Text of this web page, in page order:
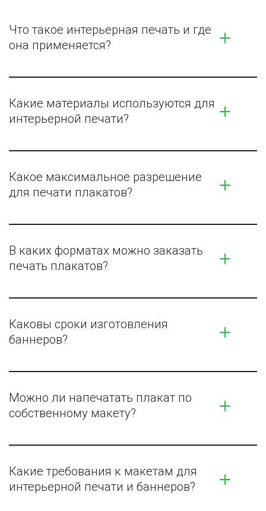
Что такое интерьерная печать и где
она применяется?
Какие материалы используются для
интерьерной печати?
Какое максимальное разрешение
для печати плакатов?
В каких форматах можно заказать
печать плакатов?
Каковы сроки изготовления
баннеров?
Можно ли напечатать плакат по
собственному макету?
Какие требования к макетам для
интерьерной печати и баннеров?